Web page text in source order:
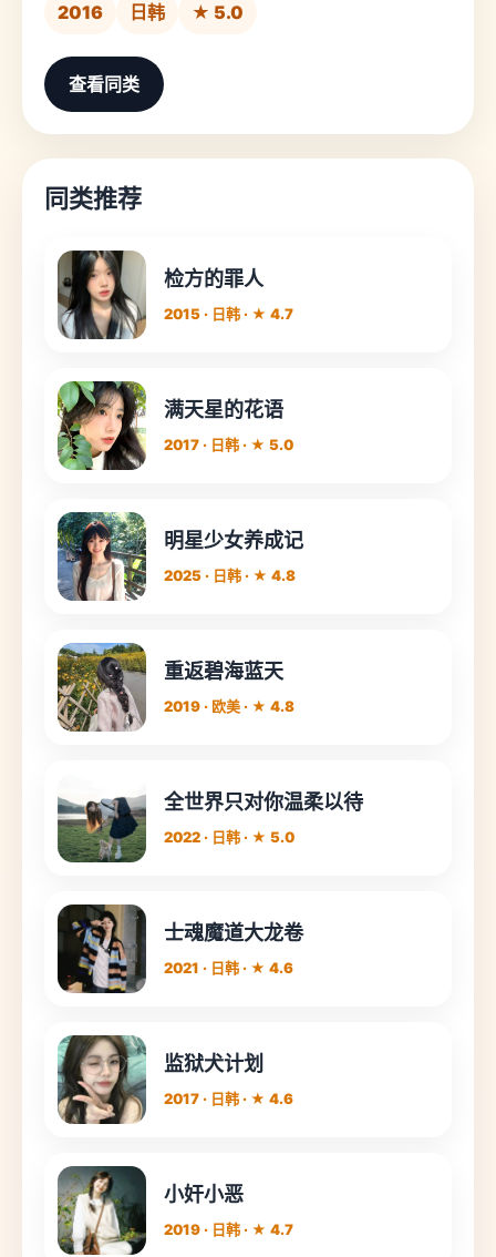
2016 日韩 ★ 5.0
查看同类
同类推荐
检方的罪人
2015 · 日韩 · ★ 4.7
满天星的花语
2017 · 日韩 · ★ 5.0
明星少女养成记
2025 · 日韩 · ★ 4.8
重返碧海蓝天
2019 · 欧美 · ★ 4.8
全世界只对你温柔以待
2022 · 日韩 · ★ 5.0
士魂魔道大龙卷
2021 · 日韩 · ★ 4.6
监狱犬计划
2017 · 日韩 · ★ 4.6
小奸小恶
2019 · 日韩 · ★ 4.7